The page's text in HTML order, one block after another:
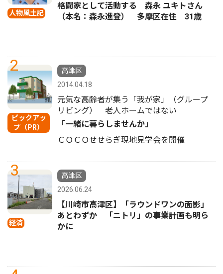
人物風土記
格闘家として活動する 森永 ユキトさん
（本名：森永進登） 多摩区在住 31歳
2
ピックアッ
プ（PR）
高津区
2014.04.18
元気な高齢者が集う「我が家」（グループ
リビング） 老人ホームではない
「一緒に暮らしませんか」
ＣＯＣＯせせらぎ現地見学会を開催
3
経済
高津区
2026.06.24
【川崎市高津区】「ラウンドワンの面影」
あとわずか 「ニトリ」の事業計画も明ら
かに